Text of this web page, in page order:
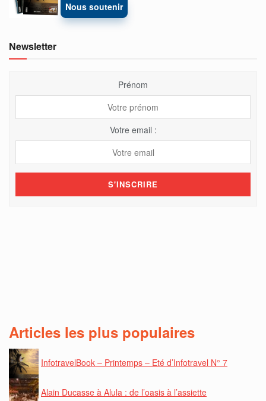
Nous soutenir
Newsletter
Prénom
Votre email :
Articles les plus populaires
InfotravelBook – Printemps – Eté d’Infotravel N° 7
Alain Ducasse à Alula : de l’oasis à l’assiette